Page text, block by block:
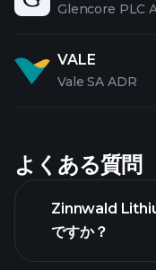
Glencore PLC
VALE
Vale SA ADR
よくある質問
Zinnwald
ですか？